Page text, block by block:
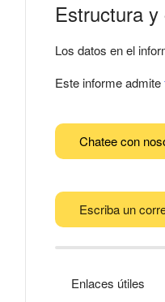
Estructura
Los datos en el
Este informe admite
Chatee con
Escriba un
Enlaces útiles